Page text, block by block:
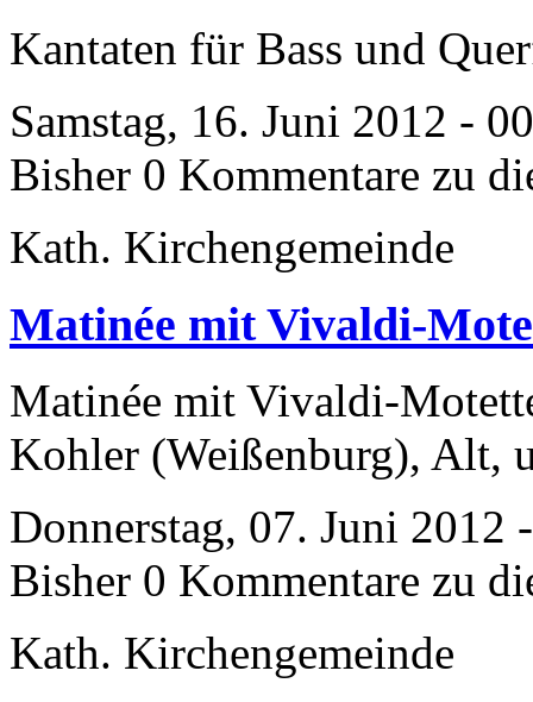
Kantaten für Bass und
Samstag, 16. Juni 2012 -
Bisher 0 Kommentare zu
Kath. Kirchengemeinde
Matinée mit Vivaldi-
Matinée mit Vivaldi-
Kohler (Weißenburg), Alt,
Donnerstag, 07. Juni 2012
Bisher 0 Kommentare zu
Kath. Kirchengemeinde